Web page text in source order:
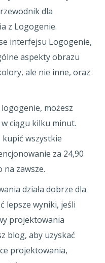
dla
z Logogenie.
interfejsu Logogenie,
aspekty obrazu
ale nie inne, oraz
możesz
ciągu kilku minut.
kupić wszystkie
za 24,90
na zawsze.
działa dobrze dla
lepsze wyniki, jeśli
projektowania
blog, aby uzyskać
projektowania,